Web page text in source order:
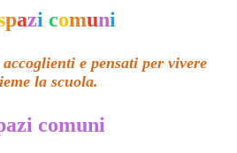
pazi comuni
e pensati per vivere
la scuola.